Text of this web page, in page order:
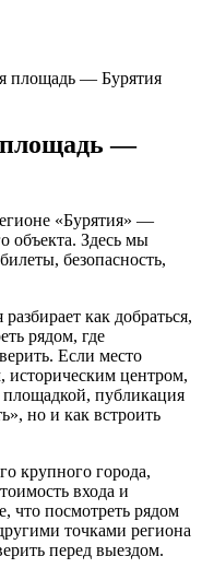
площадь — Бурятия
площадь —
«Бурятия» —
объекта. Здесь мы
безопасность,
как добраться,
рядом, где
Если место
историческим центром,
публикация
но и как встроить
крупного города,
входа и
что посмотреть рядом
точками региона
перед выездом.